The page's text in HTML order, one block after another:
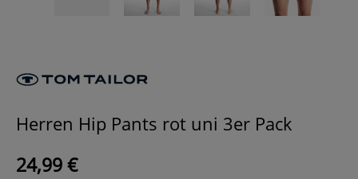
Herren Hip Pants rot uni 3er Pack
24,99 €